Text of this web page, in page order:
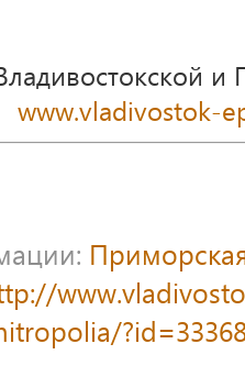
www.vladivostok-